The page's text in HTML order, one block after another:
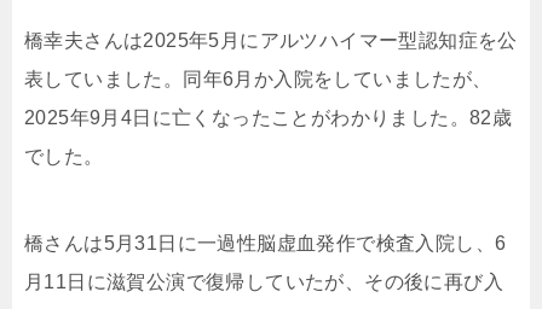
橋幸夫さんは2025年5月にアルツハイマー型認知症を公
表していました。同年6月か入院をしていましたが、
2025年9月4日に亡くなったことがわかりました。82歳
でした。
橋さんは5月31日に一過性脳虚血発作で検査入院し、6
月11日に滋賀公演で復帰していたが、その後に再び入